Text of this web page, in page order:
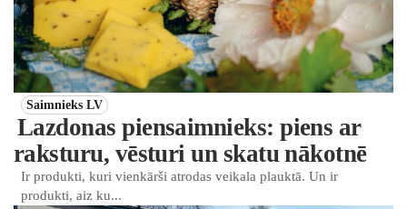
Saimnieks LV
Lazdonas piensaimnieks: piens ar
raksturu, vēsturi un skatu nākotnē
Ir produkti, kuri vienkārši atrodas veikala plauktā. Un ir
produkti, aiz ku...